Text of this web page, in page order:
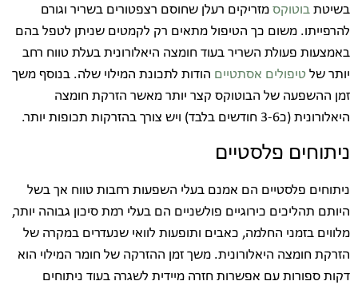
בשיטתבוטוקסמזריקים רעלן שחוסם רצפטורים בשריר וגורם
להרפייתו. משום כך הטיפול מתאים רק לקמטים שניתן לטפל בהם
באמצעות פעולת השריר בעוד חומצה היאלורונית בעלת טווח רחב
יותר שלטיפולים אסתטייםהודות לתכונת המילוי שלה. בנוסף משך
זמן ההשפעה של הבוטוקס קצר יותר מאשר הזרקת חומצה
היאלורונית (כ3-6 חודשים בלבד) ויש צורך בהזרקות תכופות יותר.
ניתוחים פלסטיים
ניתוחים פלסטיים הם אמנם בעלי השפעות רחבות טווח אך בשל
היותם תהליכים כירוגיים פולשניים הם בעלי רמת סיכון גבוהה יותר,
מלווים בזמני החלמה, כאבים ותופעות לוואי שנעדרים במקרה של
הזרקת חומצה היאלורונית. משך זמן ההזרקה של חומר המילוי הוא
דקות ספורות עם אפשרות חזרה מיידית לשגרה בעוד ניתוחים